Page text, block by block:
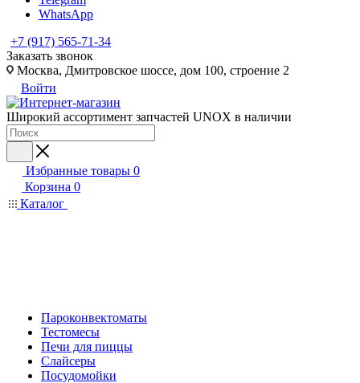
WhatsApp
+7 (917) 565-71-34
Заказать звонок
Москва, Дмитровское шоссе, дом 100, строение 2
Войти
Широкий ассортимент запчастей UNOX в наличии
Избранные товары 0
Корзина 0
Каталог
Пароконвектоматы
Тестомесы
Печи для пиццы
Слайсеры
Посудомойки